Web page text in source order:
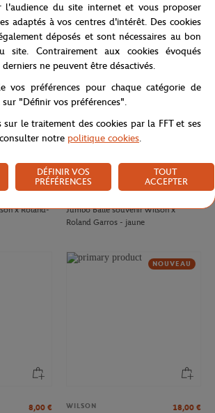
x Roland-Garros - Vert
8,00 €
x Roland-
WILSON 32,00 €
Jumbo Balle souvenir Wilson x
Roland Garros - jaune
8,00 €
NOUVEAU
WILSON 18,00 €
l'audience du site internet et vous proposer
adaptés à vos centres d'intérêt. Des cookies
déposés et sont nécessaires au bon
site. Contrairement aux cookies évoqués
ne peuvent être désactivés.
vos préférences pour chaque catégorie de
"Définir vos préférences".
sur le traitement des cookies par la FFT et ses
notre politique cookies.
DÉFINIR VOS
PRÉFÉRENCES
TOUT
ACCEPTER